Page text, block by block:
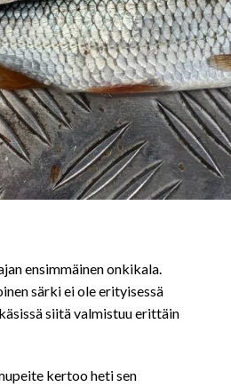
ensimmäinen onkikala.
särki ei ole erityisessä
siitä valmistuu erittäin
kertoo heti sen